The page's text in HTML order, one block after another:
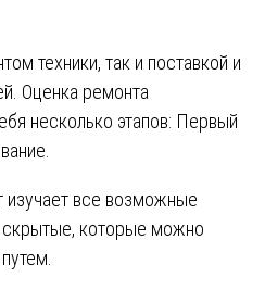
техники, так и поставкой и
Оценка ремонта
несколько этапов: Первый
изучает все возможные
скрытые, которые можно